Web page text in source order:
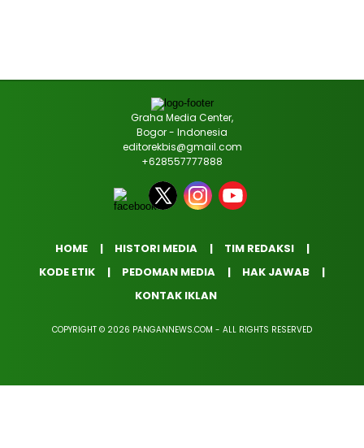
Graha Media Center,
Bogor - Indonesia
editorekbis@gmail.com
+628557777888
HOME HISTORI MEDIA
TIM REDAKSI
KODE ETIK
PEDOMAN MEDIA
HAK JAWAB
KONTAK IKLAN
COPYRIGHT © 2026 PANGANNEWS.COM - ALL RIGHTS RESERVED